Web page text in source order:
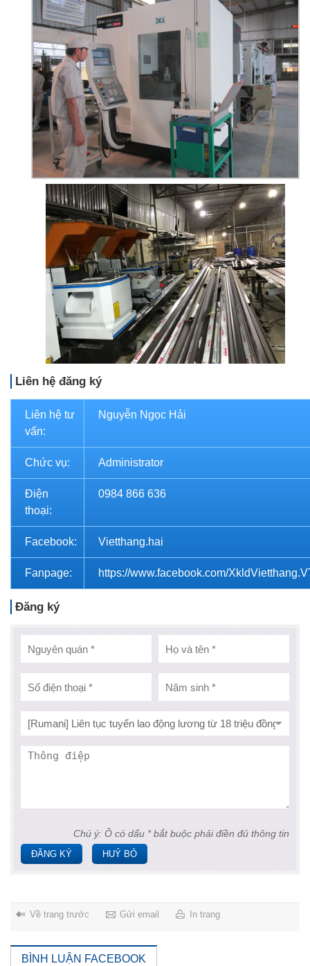
Liên hệ đăng ký
Liên hệ tư
vấn:
Nguyễn Ngọc Hải
Chức vụ: Administrator
Điện
thoại:
0984 866 636
Facebook: Vietthang.hai
Fanpage: https://www.facebook.com/
Đăng ký
Chú ý: Ô có dấu * bắt buộc phải điền đủ thông tin
ĐĂNG KÝ HUỶ BỎ
Về trang trước Gửi email In trang
BÌNH LUẬN FACEBOOK